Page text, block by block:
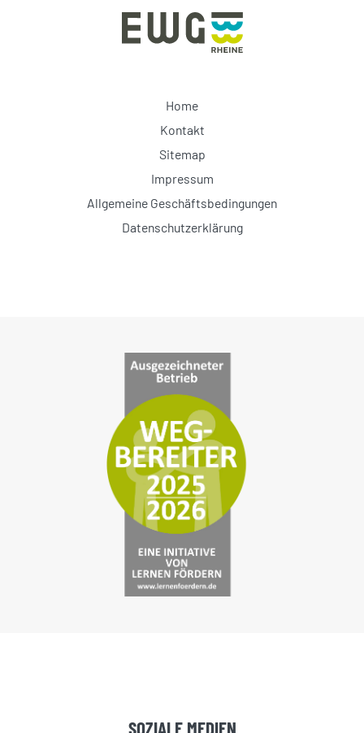
Home
Kontakt
Sitemap
Impressum
Allgemeine Geschäftsbedingungen
Datenschutzerklärung